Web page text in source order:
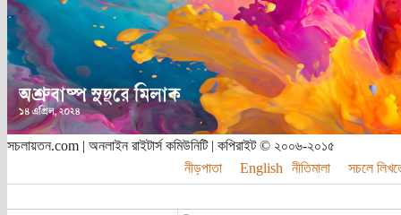
সচলায়তন.com | অনলাইন রাইটার্স কমিউনিটি | কপিরাইট © ২০০৬-২০১৫
নীড়পাতা
English নীতিমালা সচলে